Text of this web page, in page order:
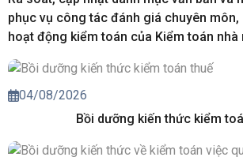
phục vụ công tác đánh giá chuyên
hoạt động kiểm toán của Kiểm toán nhà
04/08/2026
Bồi dưỡng kiến thức kiểm